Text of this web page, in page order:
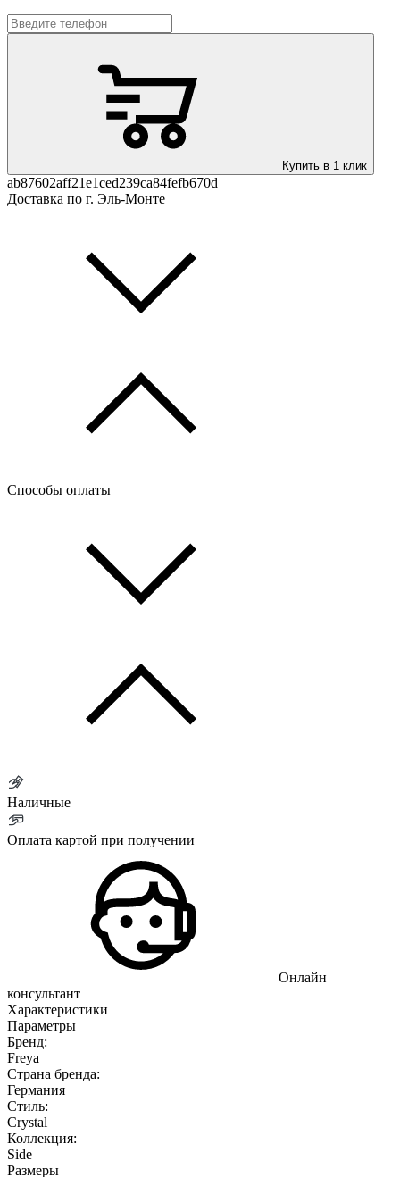
Купить в 1 клик
ab87602aff21e1ced239ca84fefb670d
Доставка по г. Эль-Монте
Способы оплаты
Наличные
Оплата картой при получении
Онлайн
консультант
Характеристики
Параметры
Бренд:
Freya
Страна бренда:
Германия
Стиль:
Crystal
Коллекция:
Side
Размеры